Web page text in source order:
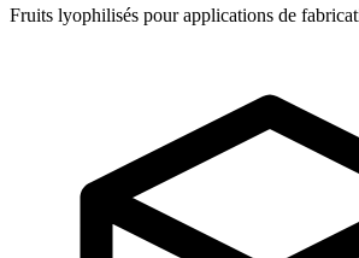
Fruits lyophilisés pour applications de